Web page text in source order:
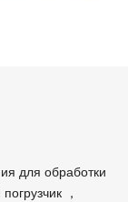
для обработки
，